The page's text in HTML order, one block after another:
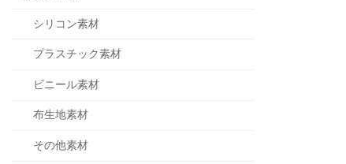
シリコン素材
プラスチック素材
ビニール素材
布生地素材
その他素材